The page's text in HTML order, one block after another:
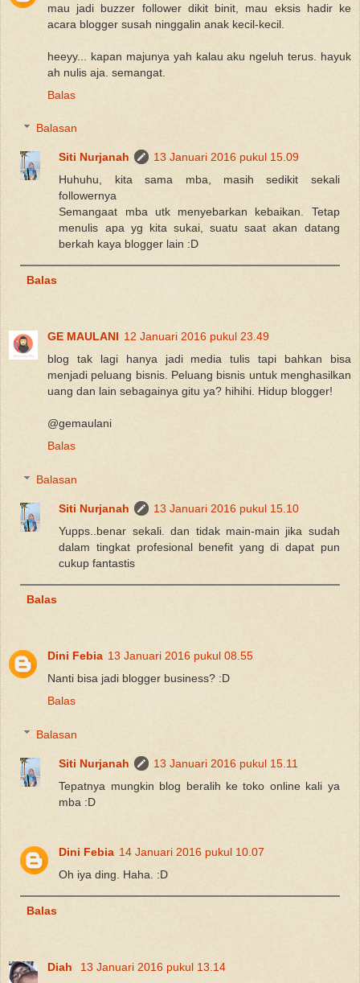
mau jadi buzzer follower dikit binit, mau eksis hadir ke
acara blogger susah ninggalin anak kecil-kecil.
heeyy... kapan majunya yah kalau aku ngeluh terus. hayuk
ah nulis aja. semangat.
Balas
Balasan
Siti Nurjanah
13 Januari 2016 pukul 15.09
Huhuhu, kita sama mba, masih sedikit sekali
followernya
Semangaat mba utk menyebarkan kebaikan. Tetap
menulis apa yg kita sukai, suatu saat akan datang
berkah kaya blogger lain :D
Balas
GE MAULANI 12 Januari 2016 pukul 23.49
blog tak lagi hanya jadi media tulis tapi bahkan bisa
menjadi peluang bisnis. Peluang bisnis untuk menghasilkan
uang dan lain sebagainya gitu ya? hihihi. Hidup blogger!
@gemaulani
Balas
Balasan
Siti Nurjanah
13 Januari 2016 pukul 15.10
Yupps..benar sekali. dan tidak main-main jika sudah
dalam tingkat profesional benefit yang di dapat pun
cukup fantastis
Balas
Dini Febia 13 Januari 2016 pukul 08.55
Nanti bisa jadi blogger business? :D
Balas
Balasan
Siti Nurjanah
13 Januari 2016 pukul 15.11
Tepatnya mungkin blog beralih ke toko online kali ya
mba :D
Dini Febia 14 Januari 2016 pukul 10.07
Oh iya ding. Haha. :D
Balas
Diah
13 Januari 2016 pukul 13.14